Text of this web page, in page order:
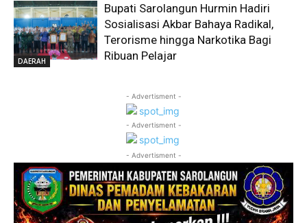
DAERAH
Bupati Sarolangun Hurmin Hadiri
Sosialisasi Akbar Bahaya Radikal,
Terorisme hingga Narkotika Bagi
Ribuan Pelajar
- Advertisment -
- Advertisment -
- Advertisment -